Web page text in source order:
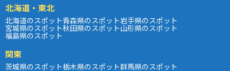
北海道・東北
北海道のスポット青森県のスポット岩手県のスポット
宮城県のスポット秋田県のスポット山形県のスポット
福島県のスポット
関東
茨城県のスポット栃木県のスポット群馬県のスポット